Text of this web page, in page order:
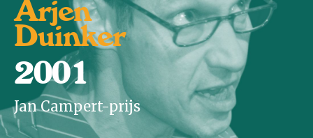
Arjen
Duinker
2001
Jan Campert-prijs